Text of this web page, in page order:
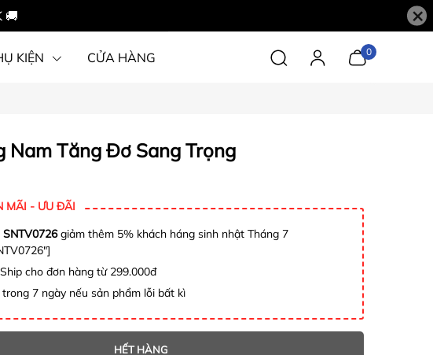
🚚 ×
KIỆN CỬA HÀNG 0
Nam Tăng Đơ Sang Trọng
MÃI - ƯU ĐÃI
SNTV0726giảm thêm 5% khách háng sinh nhật Tháng 7
cho đơn hàng từ 299.000đ
7 ngày nếu sản phẩm lỗi bất kì
HẾT HÀNG